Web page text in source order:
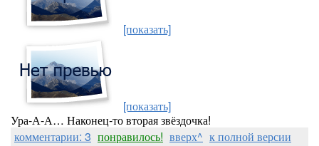
[показать]
[показать]
Ура-А-А… Наконец-то вторая звёздочка!
комментарии: 3 понравилось! вверх^ к полной версии